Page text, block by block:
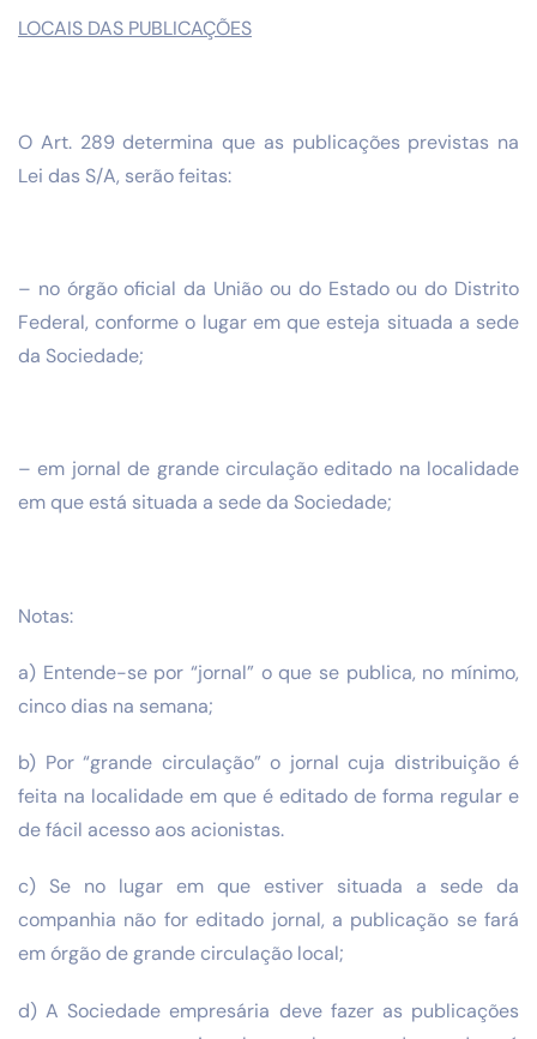
LOCAIS DAS PUBLICAÇÕES
O Art. 289 determina que as publicações previstas na
Lei das S/A, serão feitas:
– no órgão oficial da União ou do Estado ou do Distrito
Federal, conforme o lugar em que esteja situada a sede
da Sociedade;
– em jornal de grande circulação editado na localidade
em que está situada a sede da Sociedade;
Notas:
a) Entende-se por “jornal” o que se publica, no mínimo,
cinco dias na semana;
b) Por “grande circulação” o jornal cuja distribuição é
feita na localidade em que é editado de forma regular e
de fácil acesso aos acionistas.
c) Se no lugar em que estiver situada a sede da
companhia não for editado jornal, a publicação se fará
em órgão de grande circulação local;
d) A Sociedade empresária deve fazer as publicações